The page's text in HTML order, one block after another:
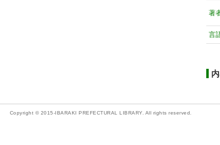
著
言
Copyright © 2015-IBARAKI PREFECTURAL LIBRARY. All rights reserved.